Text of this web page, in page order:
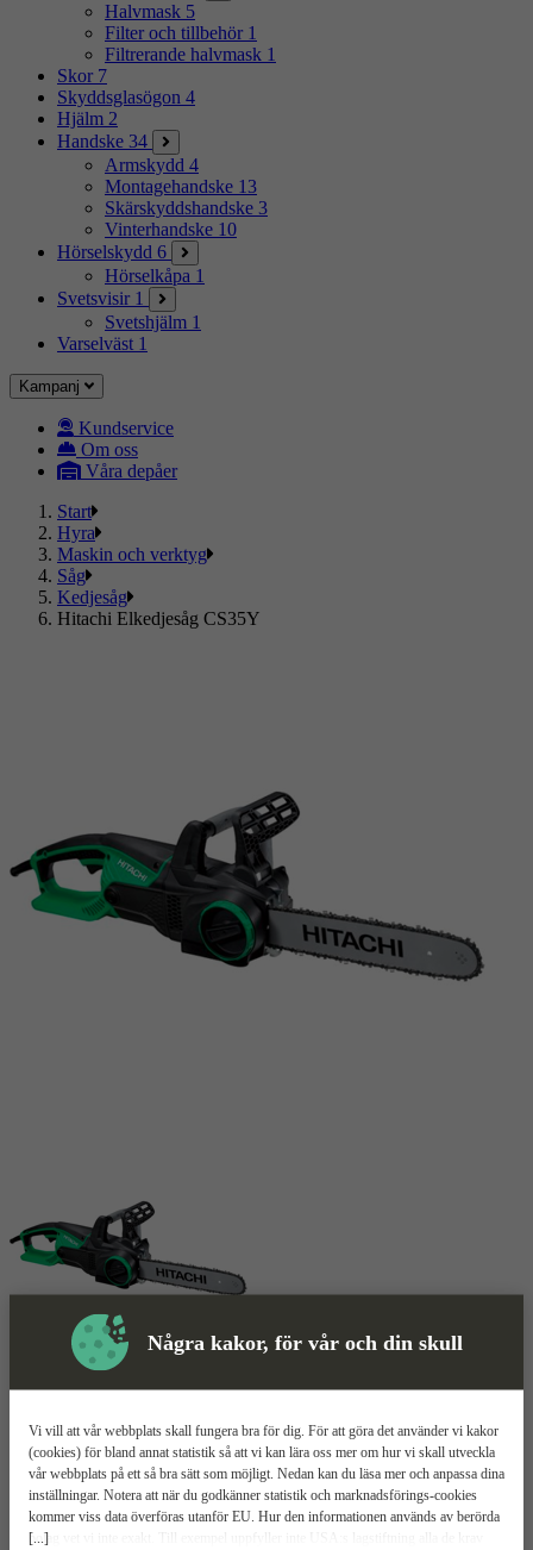
Några kakor, för vår och din skull
[...]
Vi vill att vår webbplats skall fungera bra för dig. För att göra det använder vi kakor
(cookies) för bland annat statistik så att vi kan lära oss mer om hur vi skall utveckla
vår webbplats på ett så bra sätt som möjligt. Nedan kan du läsa mer och anpassa dina
inställningar. Notera att när du godkänner statistik och marknadsförings-cookies
kommer viss data överföras utanför EU. Hur den informationen används av berörda
bolag vet vi inte exakt. Till exempel uppfyller inte USA:s lagstiftning alla de krav
Halvmask 5
Filter och tillbehör 1
Filtrerande halvmask 1
Skor 7
Skyddsglasögon 4
Hjälm 2
Handske 34
Armskydd 4
Montagehandske 13
Skärskyddshandske 3
Vinterhandske 10
Hörselskydd 6
Hörselkåpa 1
Svetsvisir 1
Svetshjälm 1
Varselväst 1
Kampanj
Kundservice
Om oss
Våra depåer
Start
Hyra
Maskin och verktyg
Såg
Kedjesåg
Hitachi Elkedjesåg CS35Y
Elkedjesåg Mer information
Hitachi CS35Y